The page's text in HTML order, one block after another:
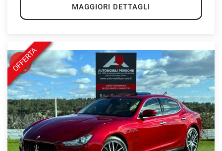
MAGGIORI DETTAGLI
OFFERTA
cookie
policy
Salva
le
impostazioni